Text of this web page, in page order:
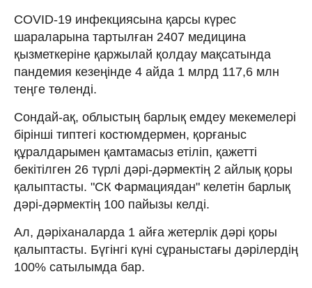
COVID-19 инфекциясына қарсы күрес
шараларына тартылған 2407 медицина
қызметкеріне қаржылай қолдау мақсатында
пандемия кезеңінде 4 айда 1 млрд 117,6 млн
теңге төленді.
Сондай-ақ, облыстың барлық емдеу мекемелері
бірінші типтегі костюмдермен, қорғаныс
құралдарымен қамтамасыз етіліп, қажетті
бекітілген 26 түрлі дәрі-дәрмектің 2 айлық қоры
қалыптасты. "СК Фармациядан" келетін барлық
дәрі-дәрмектің 100 пайызы келді.
Ал, дәріханаларда 1 айға жетерлік дәрі қоры
қалыптасты. Бүгінгі күні сұраныстағы дәрілердің
100% сатылымда бар.